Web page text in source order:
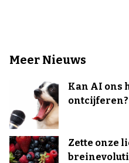
Meer Nieuws
Kan AI ons
ontcijferen?
Zette onze